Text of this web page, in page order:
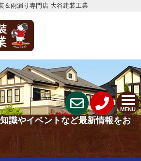
＆雨漏り専門店 大谷建装工業
MENU
識やイベントなど最新情報をお